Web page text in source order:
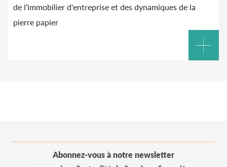
de l'immobilier d'entreprise et des dynamiques de la
pierre papier
Abonnez-vous à notre newsletter